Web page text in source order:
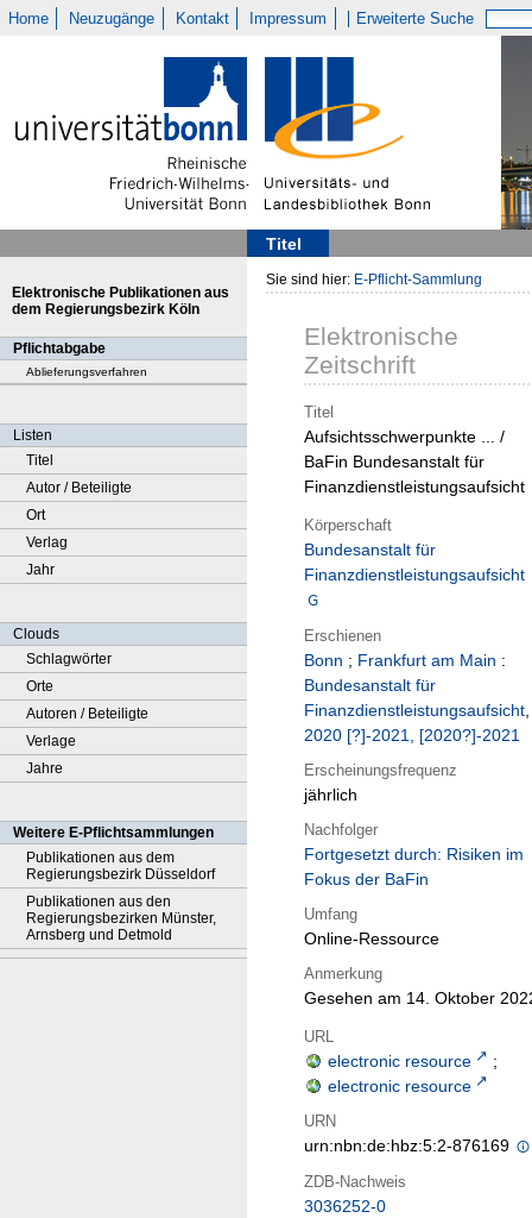
Home Neuzugänge Kontakt Impressum Erweiterte Suche
Titel
Elektronische Publikationen aus
dem Regierungsbezirk Köln
Pflichtabgabe
Ablieferungsverfahren
Listen
Titel
Autor / Beteiligte
Ort
Verlag
Jahr
Clouds
Schlagwörter
Orte
Autoren / Beteiligte
Verlage
Jahre
Weitere E-Pflichtsammlungen
Publikationen aus dem
Regierungsbezirk Düsseldorf
Publikationen aus den
Regierungsbezirken Münster,
Arnsberg und Detmold
Sie sind hier: E-Pflicht-Sammlung
Elektronische
Zeitschrift
Titel
Aufsichtsschwerpunkte ... /
BaFin Bundesanstalt für
Finanzdienstleistungsaufsicht
Körperschaft
Bundesanstalt für
Finanzdienstleistungsaufsicht
Erschienen
Bonn ; Frankfurt am Main :
Bundesanstalt für
Finanzdienstleistungsaufsicht,
2020 [?]-2021, [2020?]-2021
Erscheinungsfrequenz
jährlich
Nachfolger
Fortgesetzt durch: Risiken im
Fokus der BaFin
Umfang
Online-Ressource
Anmerkung
Gesehen am 14. Oktober
URL
electronic resource
;
electronic resource
URN
urn:nbn:de:hbz:5:2-876169
ZDB-Nachweis
3036252-0